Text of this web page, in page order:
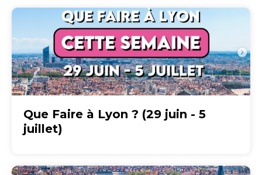
Que Faire à Lyon ? (29 juin - 5
juillet)